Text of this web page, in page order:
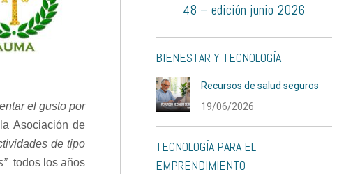
el gusto por
la Asociación de
de tipo
todos los años
48 – edición junio 2026
BIENESTAR Y TECNOLOGÍA
Recursos de salud seguros
19/06/2026
TECNOLOGÍA PARA EL
EMPRENDIMIENTO